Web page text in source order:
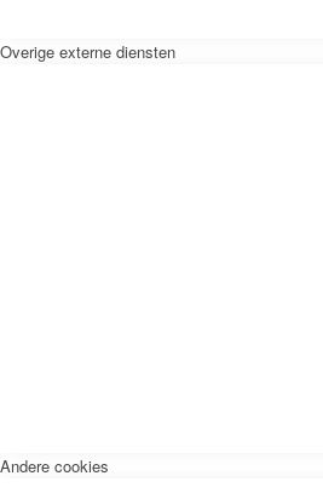
Overige externe diensten
Andere cookies